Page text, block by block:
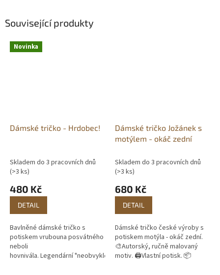
Související produkty
Novinka
Dámské tričko - Hrdobec!
Skladem do 3 pracovních dnů
(>3 ks)
480 Kč
DETAIL
Bavlněné dámské tričko s
potiskem vrubouna posvátného
neboli
hovnivála. Legendární "neobvyklé
Dámské tričko Jožánek s
motýlem - okáč zední
Skladem do 3 pracovních dnů
(>3 ks)
680 Kč
DETAIL
Dámské tričko české výroby s
potiskem motýla - okáč zední.
🎨Autorský, ručně malovaný
motiv. 🖨️Vlastní potisk. 📦